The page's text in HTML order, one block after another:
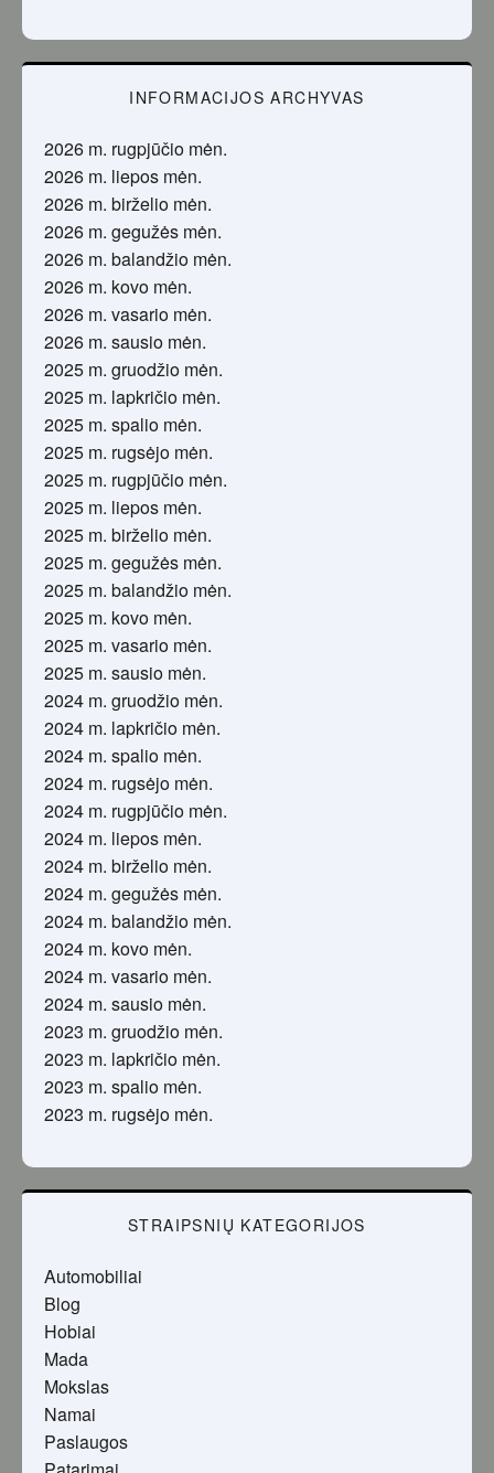
INFORMACIJOS ARCHYVAS
2026 m. rugpjūčio mėn.
2026 m. liepos mėn.
2026 m. birželio mėn.
2026 m. gegužės mėn.
2026 m. balandžio mėn.
2026 m. kovo mėn.
2026 m. vasario mėn.
2026 m. sausio mėn.
2025 m. gruodžio mėn.
2025 m. lapkričio mėn.
2025 m. spalio mėn.
2025 m. rugsėjo mėn.
2025 m. rugpjūčio mėn.
2025 m. liepos mėn.
2025 m. birželio mėn.
2025 m. gegužės mėn.
2025 m. balandžio mėn.
2025 m. kovo mėn.
2025 m. vasario mėn.
2025 m. sausio mėn.
2024 m. gruodžio mėn.
2024 m. lapkričio mėn.
2024 m. spalio mėn.
2024 m. rugsėjo mėn.
2024 m. rugpjūčio mėn.
2024 m. liepos mėn.
2024 m. birželio mėn.
2024 m. gegužės mėn.
2024 m. balandžio mėn.
2024 m. kovo mėn.
2024 m. vasario mėn.
2024 m. sausio mėn.
2023 m. gruodžio mėn.
2023 m. lapkričio mėn.
2023 m. spalio mėn.
2023 m. rugsėjo mėn.
STRAIPSNIŲ KATEGORIJOS
Automobiliai
Blog
Hobiai
Mada
Mokslas
Namai
Paslaugos